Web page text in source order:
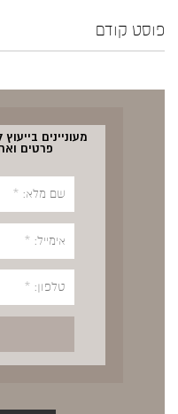
פוסט קודם
מעוניינים
פרטים